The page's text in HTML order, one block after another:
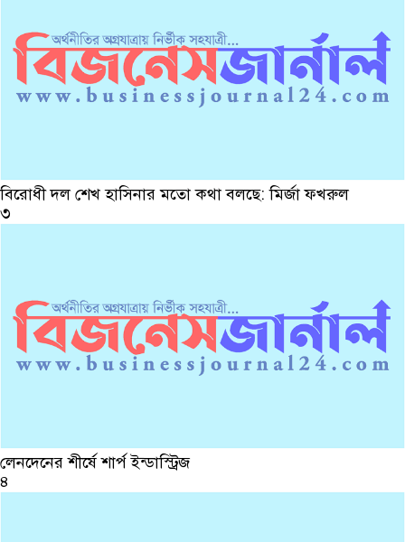
বিরোধী দল শেখ হাসিনার মতো কথা বলছে: মির্জা ফখরুল
৩
লেনদেনের শীর্ষে শার্প ইন্ডাস্ট্রিজ
৪